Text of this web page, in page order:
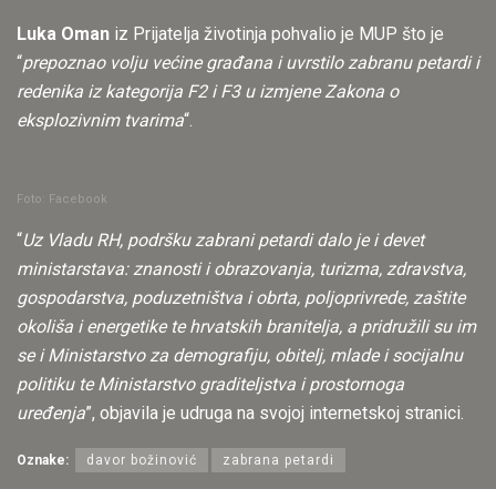
Luka Oman iz Prijatelja životinja pohvalio je MUP što je
“prepoznao volju većine građana i uvrstilo zabranu petardi i
redenika iz kategorija F2 i F3 u izmjene Zakona o
eksplozivnim tvarima“.
Foto: Facebook
“Uz Vladu RH, podršku zabrani petardi dalo je i devet
ministarstava: znanosti i obrazovanja, turizma, zdravstva,
gospodarstva, poduzetništva i obrta, poljoprivrede, zaštite
okoliša i energetike te hrvatskih branitelja, a pridružili su im
se i Ministarstvo za demografiju, obitelj, mlade i socijalnu
politiku te Ministarstvo graditeljstva i prostornoga
uređenja”, objavila je udruga na svojoj internetskoj stranici.
Oznake: davor božinović zabrana petardi